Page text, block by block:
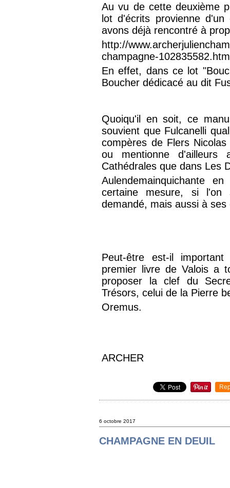
Au vu de cette deuxième
lot d'écrits provienne d'un
avons déjà rencontré à
http://
champagne-
En effet, dans ce lot
Boucher dédicacé au dit
Quoiqu'il en soit, ce
souvient que Fulcanelli
compères de Flers
ou mentionne
Cathédrales que dans Les
Aulendemainquichante
certaine mesure, si
demandé, mais aussi à ses
Peut-être est-il
premier livre de Valois a
proposer la clef du
Trésors, celui de la Pierre
Oremus.
ARCHER
6 octobre 2017
CHAMPAGNE EN DEUIL